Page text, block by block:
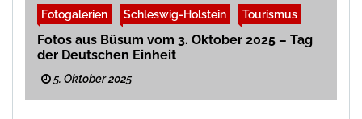
Fotogalerien Schleswig-Holstein Tourismus
Fotos aus Büsum vom 3. Oktober 2025 – Tag
der Deutschen Einheit
5. Oktober 2025